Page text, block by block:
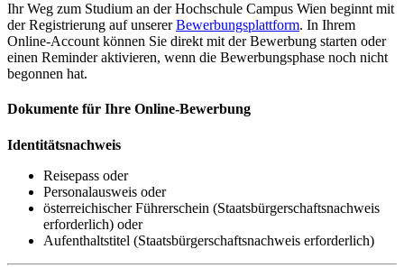
Ihr Weg zum Studium an der Hochschule Campus Wien beginnt mit
der Registrierung auf unsererBewerbungsplattform. In Ihrem
Online-Account können Sie direkt mit der Bewerbung starten oder
einen Reminder aktivieren, wenn die Bewerbungsphase noch nicht
begonnen hat.
Dokumente für Ihre Online-Bewerbung
Identitätsnachweis
Reisepass oder
Personalausweis oder
österreichischer Führerschein (Staatsbürgerschaftsnachweis
erforderlich) oder
Aufenthaltstitel (Staatsbürgerschaftsnachweis erforderlich)